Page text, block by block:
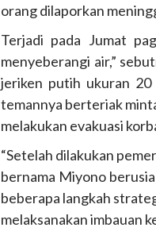
orang dilaporkan
Terjadi pada Jumat
menyeberangi air,”
jeriken putih ukuran 20
temannya berteriak
melakukan evakuasi
“Setelah dilakukan
bernama Miyono
beberapa langkah
melaksanakan imbauan